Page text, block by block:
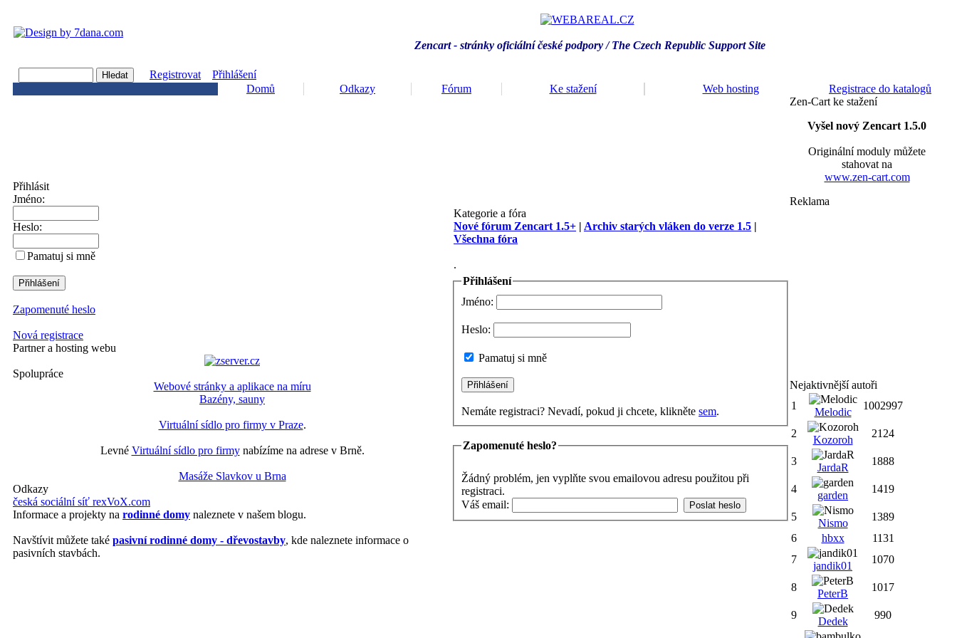
Zencart - stránky oficiální české podpory / The Czech Republic Support Site
Registrovat
Přihlášení
Domů
Odkazy Fórum Ke stažení Web hosting Registrace do katalogů
Přihlásit
Jméno:
Heslo:
Pamatuj si mně
Zapomenuté heslo
Nová registrace
Partner a hosting webu
Spolupráce
Webové stránky a aplikace na míru
Bazény, sauny
Virtuální sídlo pro firmy v Praze.
Levné Virtuální sídlo pro firmynabízíme na adrese v Brně.
Masáže Slavkov u Brna
Odkazy
česká sociální síť rexVoX.com
Informace a projekty na rodinné domy naleznete v našem blogu.
Navštívit můžete také pasivní rodinné domy - dřevostavby, kde naleznete informace o
pasivních stavbách.
Kategorie a fóra
Nové fórum Zencart 1.5+ | Archiv starých vláken do verze 1.5 |
Všechna fóra
.
Přihlášení
Jméno:
Heslo:
Pamatuj si mně
Nemáte registraci? Nevadí, pokud ji chcete, klikněte sem.
Zapomenuté heslo?
Žádný problém, jen vyplňte svou emailovou adresu použitou při
registraci.
Váš email:
Zen-Cart ke stažení
Vyšel nový Zencart 1.5.0
Originální moduly můžete
stahovat na
www.zen-cart.com
Reklama
Nejaktivnější autoři
1
Melodic
1002997
2
Kozoroh
2124
3
JardaR
1888
4
garden
1419
5
Nismo
1389
6
hbxx
1131
7
jandik01
1070
8
PeterB
1017
9
Dedek
990